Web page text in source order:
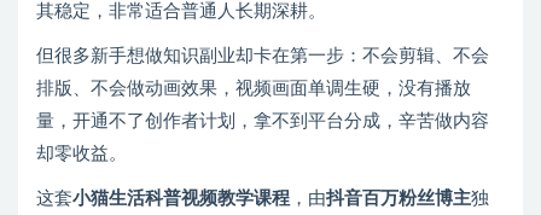
其稳定，非常适合普通人长期深耕。
但很多新手想做知识副业却卡在第一步：不会剪辑、不会
排版、不会做动画效果，视频画面单调生硬，没有播放
量，开通不了创作者计划，拿不到平台分成，辛苦做内容
却零收益。
这套小猫生活科普视频教学课程 ，由抖音百万粉丝博主独